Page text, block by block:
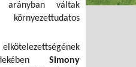
arányban váltak
Simony